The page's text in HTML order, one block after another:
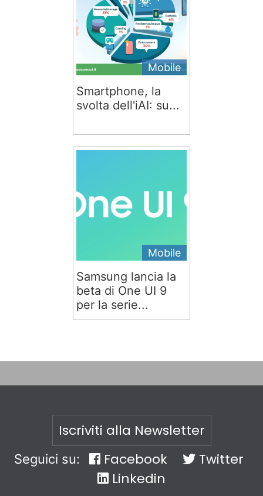
Mobile
Smartphone, la
svolta dell'iAI: su...
Mobile
Samsung lancia la
beta di One UI 9
per la serie...
Iscriviti alla Newsletter
Seguici su: Facebook
Twitter
Linkedin